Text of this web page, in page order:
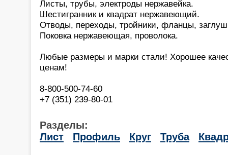
Листы, трубы, электроды нержавейка.
Шестигранник и квадрат нержавеющий.
Отводы, переходы, тройники, фланцы,
Поковка нержавеющая, проволока.
Любые размеры и марки стали! Хорошее
ценам!
8-800-500-74-60
+7 (351) 239-80-01
Разделы:
Лист
Профиль Круг Труба